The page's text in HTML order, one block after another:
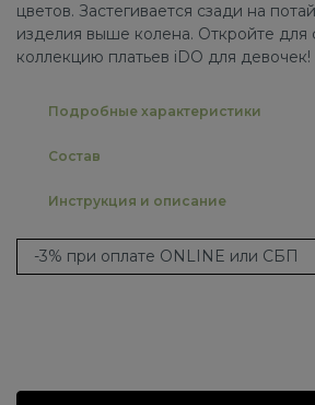
цветов. Застегивается сзади на
изделия выше колена. Откройте для
коллекцию платьев iDO для девочек!
Подробные характеристики
Состав
Инструкция и описание
-3% при оплате ONLINE или СБП